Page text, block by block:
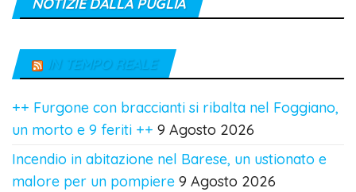
NOTIZIE DALLA PUGLIA
IN TEMPO REALE
++ Furgone con braccianti si ribalta nel Foggiano,
un morto e 9 feriti ++ 9 Agosto 2026
Incendio in abitazione nel Barese, un ustionato e
malore per un pompiere 9 Agosto 2026